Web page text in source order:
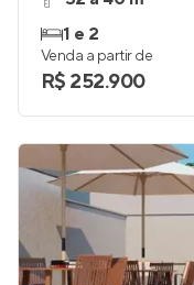
1 e 2
Venda a partir de
R$ 252.900